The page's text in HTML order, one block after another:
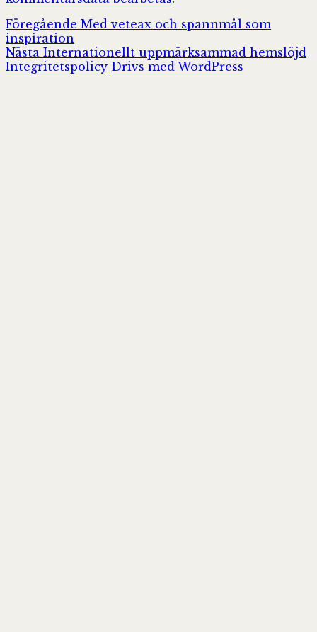
Inläggsnavigering
Föregående Föregående
Med veteax och spannmål som
inspiration
Nästa Nästa
inlägg:
Internationellt uppmärksammad hemslöjd
Integritetspolicy Drivs med WordPress